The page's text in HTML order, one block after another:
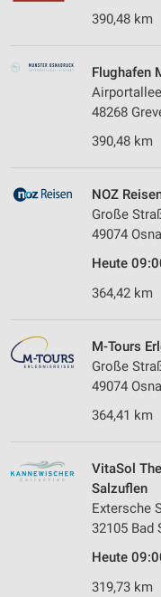
390,48 km
Flughafen
48268
390,48 km
NOZ
Große
49074
Heute
364,42 km
M-Tours
Große
49074
364,41 km
VitaSol
Salzuflen
Extersche
32105 Bad
Heute
319,73 km
Partnerliste anzeigen (1
Speichern von oder
auf einem Endgerät
Verwendung
Erstellung von
Verwendung von
personalisierter
Erstellung von
Verwendung von
personalisierter
Analyse von
Kombinationen von
Verwendung